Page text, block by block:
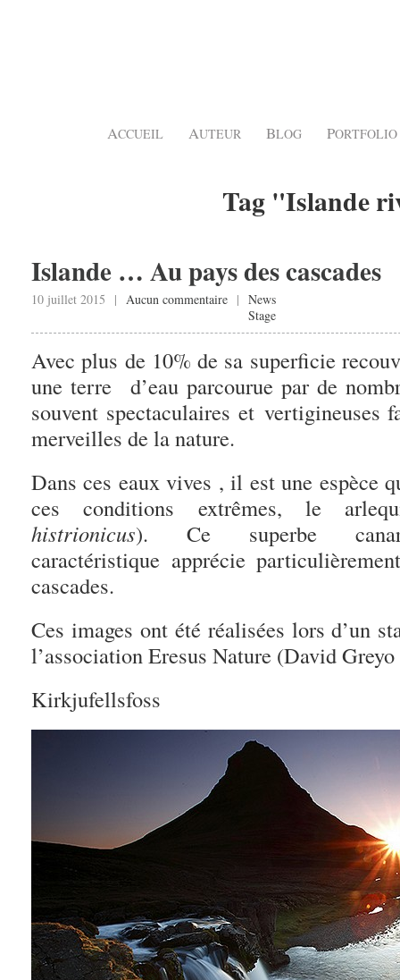
ACCUEIL AUTEUR BLOG PORTFOLIO
Tag "Islande
Islande … Au pays des cascades
10 juillet 2015 | Aucun commentaire | News
Stage
Avec plus de 10% de sa superficie
une terre d’eau parcourue par de
souvent spectaculaires et vertigineuses
merveilles de la nature.
Dans ces eaux vives , il est une espèce
ces conditions extrêmes, le
histrionicus). Ce superbe
caractéristique apprécie
cascades.
Ces images ont été réalisées lors d’un
l’association Eresus Nature (David
Kirkjufellsfoss